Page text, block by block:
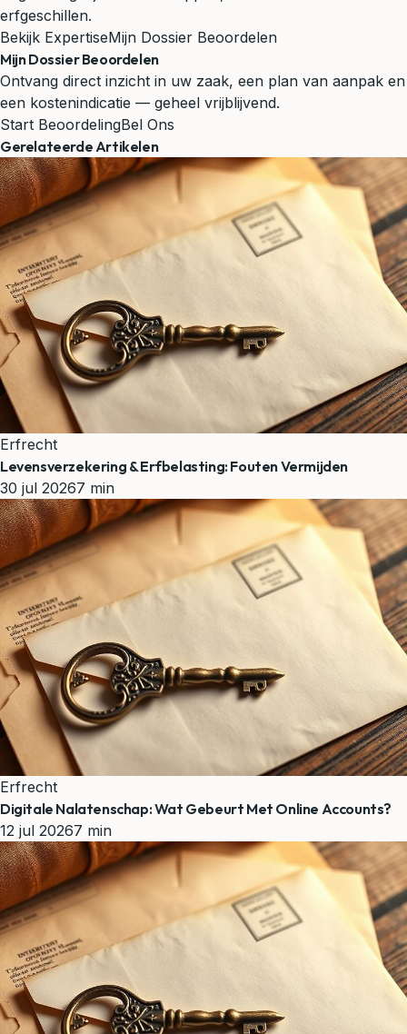
erfgeschillen.
Bekijk ExpertiseMijn Dossier Beoordelen
Mijn Dossier Beoordelen
Ontvang direct inzicht in uw zaak, een plan van aanpak en
een kostenindicatie — geheel vrijblijvend.
Start BeoordelingBel Ons
Gerelateerde Artikelen
Erfrecht
Levensverzekering & Erfbelasting: Fouten Vermijden
30 jul 20267 min
Erfrecht
Digitale Nalatenschap: Wat Gebeurt Met Online Accounts?
12 jul 20267 min